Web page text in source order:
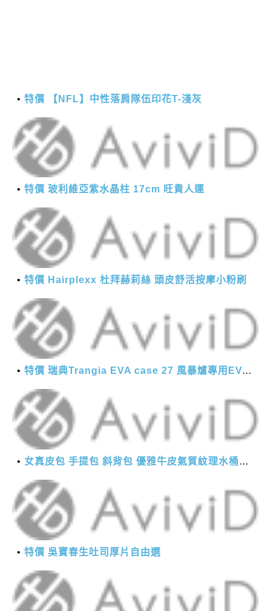
特價 【NFL】中性落肩隊伍印花T-淺灰
特價 玻利維亞紫水晶柱 17cm 旺貴人運
特價 Hairplexx 杜拜赫莉絲 頭皮舒活按摩小粉刷
特價 瑞典Trangia EVA case 27 風暴爐專用EVA 防護外盒(小)-黑
女真皮包 手提包 斜背包 優雅牛皮氣質紋理水桶包(2色)【XBO7950112】＊艾美時尚(現+預)
特價 吳寶春生吐司厚片自由選